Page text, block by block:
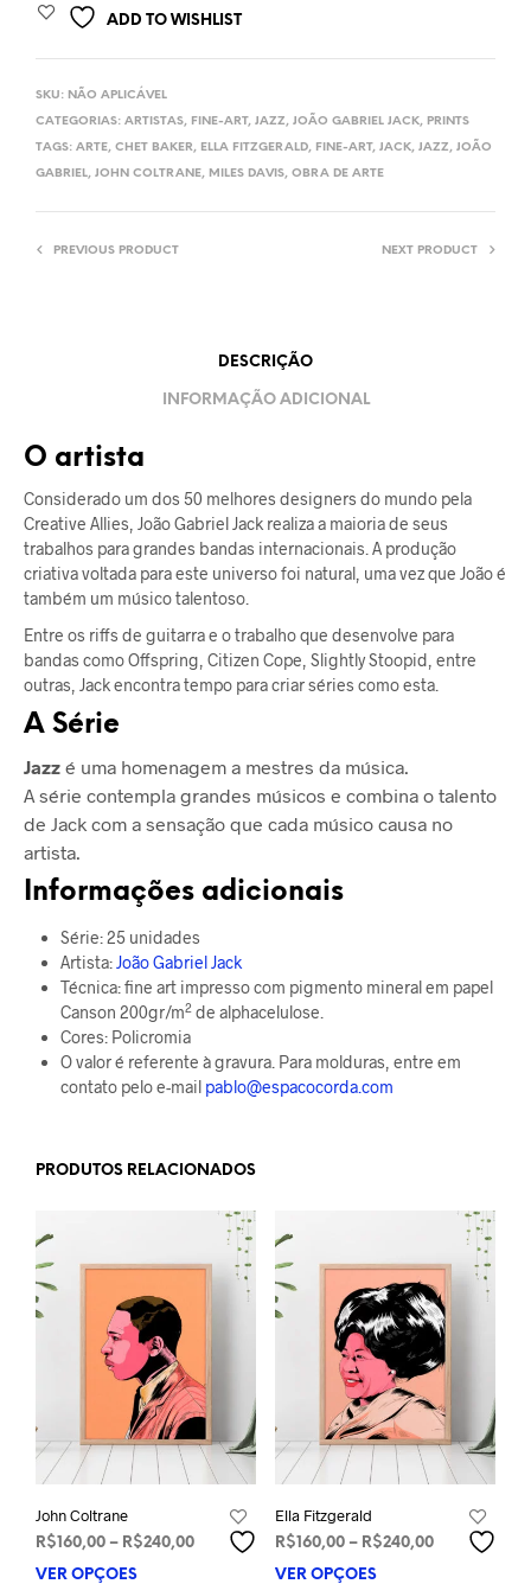
ADD TO WISHLIST
SKU: NÃO APLICÁVEL
CATEGORIAS: ARTISTAS, FINE-ART, JAZZ, JOÃO GABRIEL JACK, PRINTS
TAGS: ARTE, CHET BAKER, ELLA FITZGERALD, FINE-ART, JACK, JAZZ, JOÃO
GABRIEL, JOHN COLTRANE, MILES DAVIS, OBRA DE ARTE
PREVIOUS PRODUCT NEXT PRODUCT
DESCRIÇÃO
INFORMAÇÃO ADICIONAL
O artista
Considerado um dos 50 melhores designers do mundo pela
Creative Allies, João Gabriel Jack realiza a maioria de seus
trabalhos para grandes bandas internacionais. A produção
criativa voltada para este universo foi natural, uma vez que João é
também um músico talentoso.
Entre os riffs de guitarra e o trabalho que desenvolve para
bandas como Offspring, Citizen Cope, Slightly Stoopid, entre
outras, Jack encontra tempo para criar séries como esta.
A Série
Jazz é uma homenagem a mestres da música.
A série contempla grandes músicos e combina o talento
de Jack com a sensação que cada músico causa no
artista.
Informações adicionais
Série: 25 unidades
Artista:João Gabriel Jack
Técnica: fine art impresso com pigmento mineral em papel
Canson 200gr/m2de alphacelulose.
Cores: Policromia
O valor é referente à gravura. Para molduras, entre em
contato pelo e-mail pablo@espacocorda.com
PRODUTOS RELACIONADOS
John Coltrane
R$ 160,00 – R$240,00Faixa
VER OPÇÕES
Este
Ella Fitzgerald
R$ 160,00 – R$240,00Faixa
VER OPÇÕES